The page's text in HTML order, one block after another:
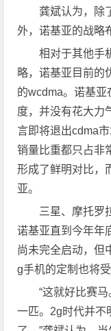
龚斌认为，除
外，诺基亚的战略
相对于其他手
略，诺基亚目前的
的wcdma。诺基亚
度，并没有花大力
言即将退出cdma
销量比重都只占非
形成了鲜明对比，
亚。
三星、摩托罗
诺基亚直到今年年
尚未完全启动，但
g手机的定制也将受
“这就好比赛
一匹。2g时代并不